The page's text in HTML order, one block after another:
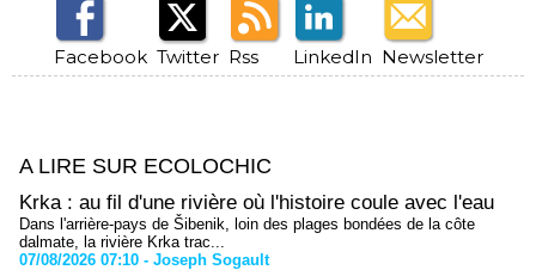
Facebook Twitter Rss LinkedIn Newsletter
A LIRE SUR ECOLOCHIC
Krka : au fil d'une rivière où l'histoire coule avec l'eau
Dans l'arrière-pays de Šibenik, loin des plages bondées de la côte
dalmate, la rivière Krka trac...
07/08/2026 07:10 - Joseph Sogault